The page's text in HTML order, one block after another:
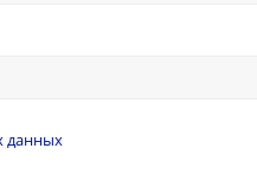
данных